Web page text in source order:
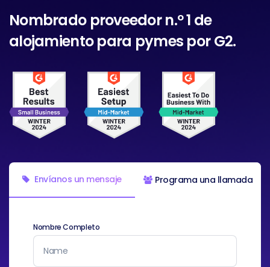
Nombrado proveedor n.º 1 de
alojamiento para pymes por G2.
Envíanos un mensaje Programa una llamada
Nombre Completo